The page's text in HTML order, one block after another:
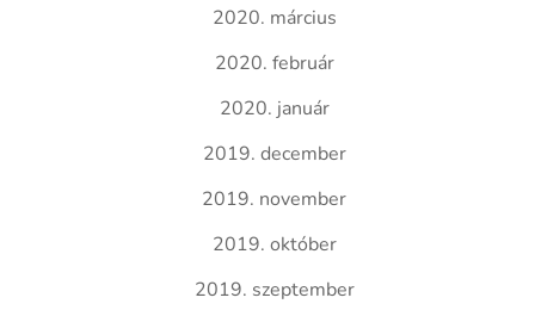
2020. március
2020. február
2020. január
2019. december
2019. november
2019. október
2019. szeptember